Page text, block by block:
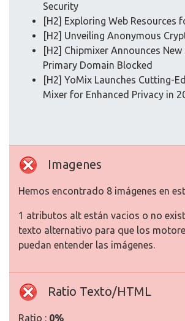
Security
[H2] Exploring Web Resources
[H2] Unveiling Anonymous
[H2] Chipmixer Announces
Primary Domain Blocked
[H2] YoMix Launches Cutting-
Mixer for Enhanced Privacy in
Imagenes
Hemos encontrado 8 imágenes en
1 atributos alt están vacios o no
texto alternativo para que los
puedan entender las imágenes.
Ratio Texto/HTML
Ratio : 0%